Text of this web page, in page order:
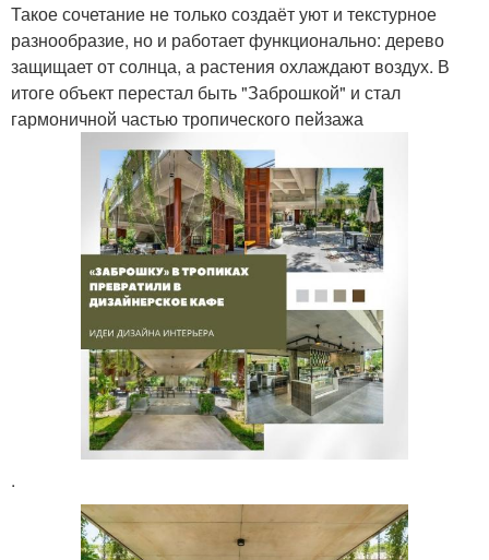
Такое сочетание не только создаёт уют и текстурное
разнообразие, но и работает функционально: дерево
защищает от солнца, а растения охлаждают воздух. В
итоге объект перестал быть "Заброшкой" и стал
гармоничной частью тропического пейзажа
.